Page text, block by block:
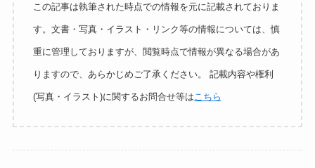
この記事は執筆された時点での情報を元に記載されておりま
す。文書・写真・イラスト・リンク等の情報については、慎
重に管理しておりますが、閲覧時点で情報が異なる場合があ
りますので、あらかじめご了承ください。 記載内容や権利
(写真・イラスト)に関するお問合せ等は こちら